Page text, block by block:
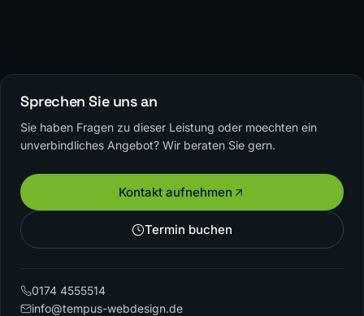
Sprechen Sie uns an
Sie haben Fragen zu dieser Leistung oder moechten ein
unverbindliches Angebot? Wir beraten Sie gern.
Kontakt aufnehmen
Termin buchen
0174 4555514
info@tempus-webdesign.de